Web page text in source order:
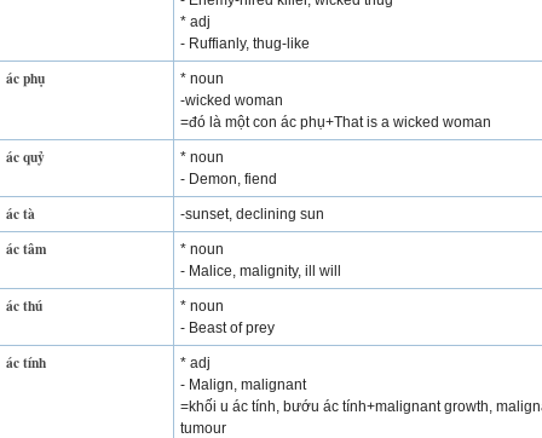
* adj
- Ruffianly, thug-like
ác phụ
* noun
-wicked woman
=đó là một con ác phụ+That is a wicked woman
ác quỷ
* noun
- Demon, fiend
ác tà -sunset, declining sun
ác tâm
* noun
- Malice, malignity, ill will
ác thú
* noun
- Beast of prey
ác tính
* adj
- Malign, malignant
=khối u ác tính, bướu ác tính+malignant growth,
tumour